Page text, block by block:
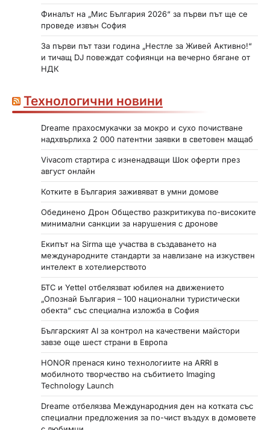
Финалът на „Мис България 2026“ за първи път ще се
проведе извън София
За първи път тази година „Нестле за Живей Активно!“
и тичащ DJ повеждат софиянци на вечерно бягане от
НДК
Технологични новини
Dreame прахосмукачки за мокро и сухо почистване
надхвърлиха 2 000 патентни заявки в световен мащаб
Vivacom стартира с изненадващи Шок оферти през
август онлайн
Котките в България заживяват в умни домове
Обединено Дрон Общество разкритикува по-високите
минимални санкции за нарушения с дронове
Екипът на Sirma ще участва в създаването на
международните стандарти за навлизане на изкуствен
интелект в хотелиерството
БТС и Yettel отбелязват юбилея на движението
„Опознай България – 100 национални туристически
обекта“ със специална изложба в София
Българският AI за контрол на качествени майстори
завзе още шест страни в Европа
HONOR пренася кино технологиите на ARRI в
мобилното творчество на събитието Imaging
Technology Launch
Dreame отбелязва Международния ден на котката със
специални предложения за по-чист въздух в домовете